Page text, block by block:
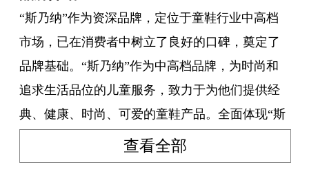
“斯乃纳”作为资深品牌，定位于童鞋行业中高档
市场，已在消费者中树立了良好的口碑，奠定了
品牌基础。“斯乃纳”作为中高档品牌，为时尚和
追求生活品位的儿童服务，致力于为他们提供经
典、健康、时尚、可爱的童鞋产品。全面体现“斯
乃纳就是新生活”的品牌追求！
查看全部